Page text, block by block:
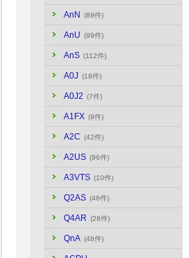
AnN (89件)
AnU (99件)
AnS (112件)
A0J (18件)
A0J2 (7件)
A1FX (9件)
A2C (42件)
A2US (96件)
A3VTS (10件)
Q2AS (46件)
Q4AR (28件)
QnA (48件)